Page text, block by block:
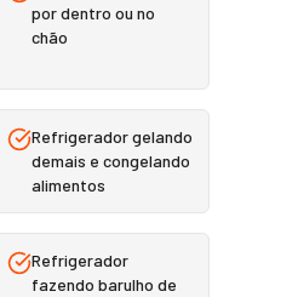
por dentro ou no
chão
Refrigerador gelando
demais e congelando
alimentos
Refrigerador
fazendo barulho de